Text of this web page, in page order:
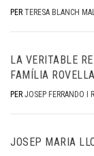
PER TERESA BLANCH
LA VERITABLE
FAMÍLIA
PER JOSEP FERRANDO I
JOSEP MARIA